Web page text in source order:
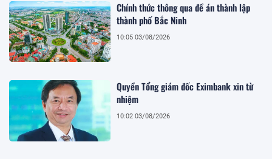
Chính thức thông qua đề án thành lập
thành phố Bắc Ninh
10:05 03/08/2026
Quyền Tổng giám đốc Eximbank xin từ
nhiệm
10:02 03/08/2026